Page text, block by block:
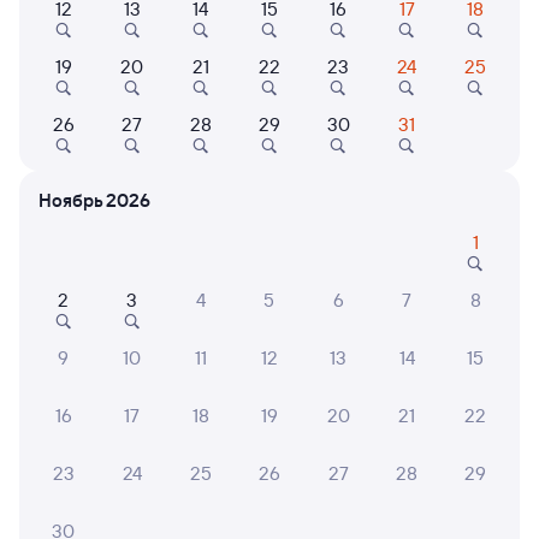
Выберите дату
Найдём билет на поезд за вас
Даже если сейчас нет мест
Искать билеты
Отзывы пассажиров Туту о поездах
по этому направлению
Мы отображаем актуальные отзывы и не удаляем
01 августа 2026 • Поезд 160В
12 13 14 15 16 17 18
19 20 21 22 23 24 25
26 27 28 29 30 31
Ноябрь 2026
1
2 3 4 5 6 7 8
9 10 11 12 13 14 15
16 17 18 19 20 21 22
23 24 25 26 27 28 29
30